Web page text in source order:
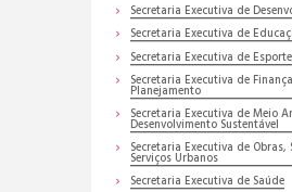
Secretaria Executiva de
Secretaria Executiva de
Secretaria Executiva de
Secretaria Executiva de
Planejamento
Secretaria Executiva de Meio
Desenvolvimento Sustentável
Secretaria Executiva de Obras,
Serviços Urbanos
Secretaria Executiva de Saúde